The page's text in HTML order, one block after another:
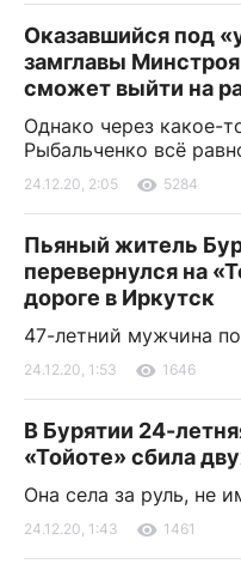
Оказавшийся под
замглавы
сможет выйти на
Однако через какое-
Рыбальченко всё
24.12.20, 2:05 5284
Пьяный житель
перевернулся на
дороге в Иркутск
47-летний мужчина
24.12.20, 1:53 1646
В Бурятии 24-
«Тойоте» сбила
Она села за руль, не
24.12.20, 1:43 1461